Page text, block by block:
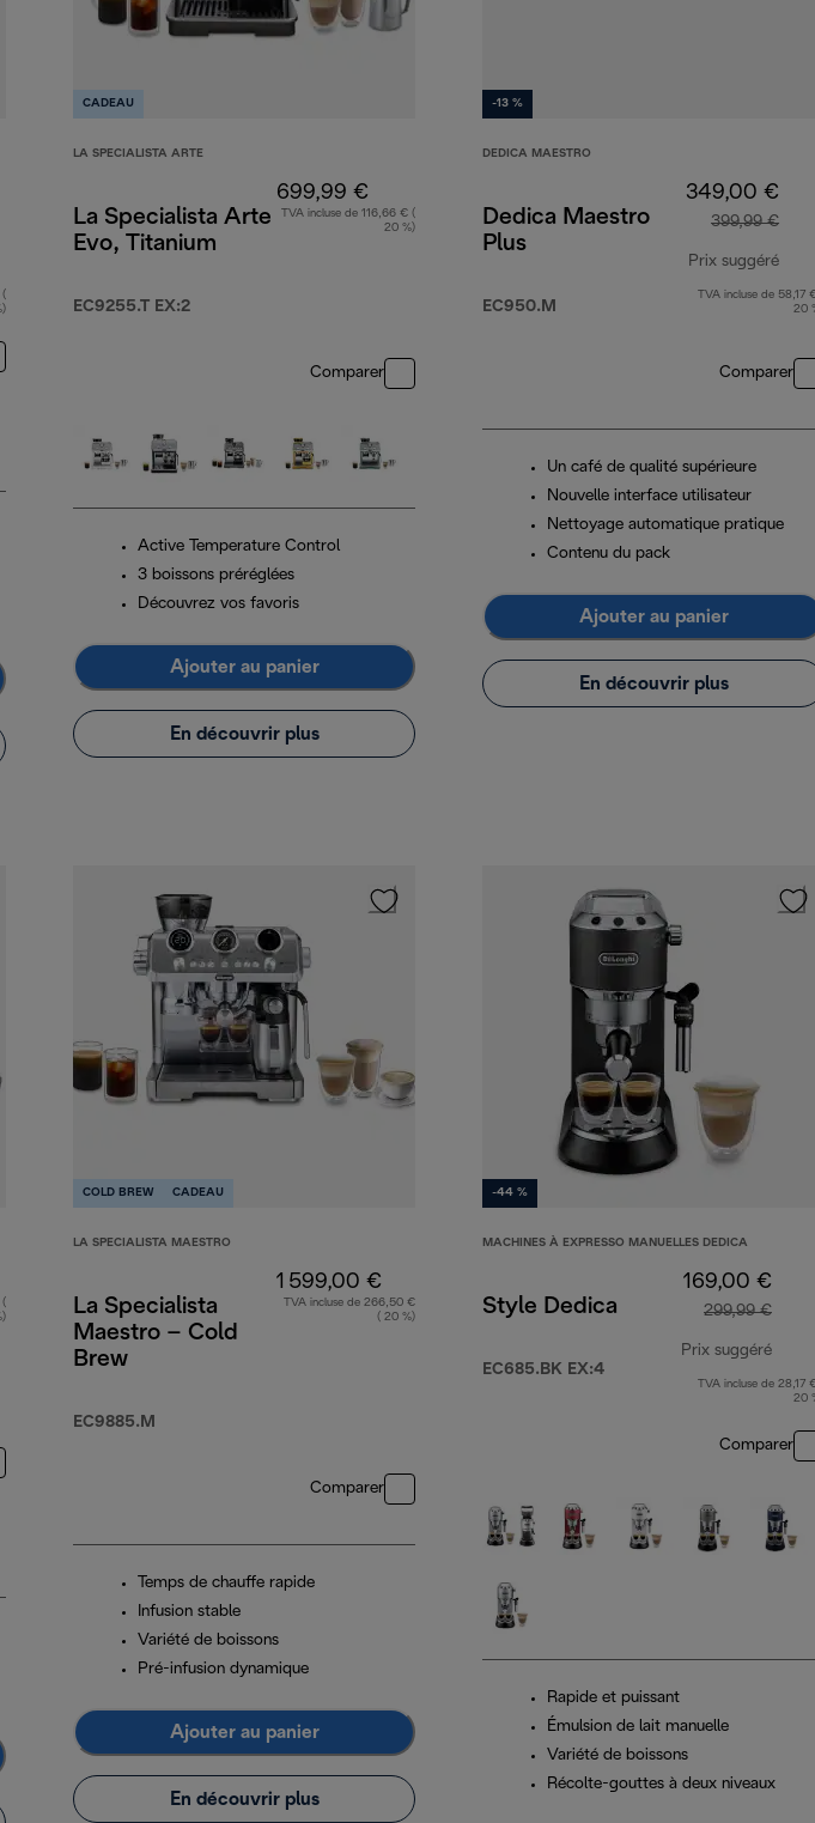
159,99 €
(
CADEAU
LA SPECIALISTA ARTE
La Specialista Arte
Evo, Titanium
EC9255.T EX:2
699,99 €
TVA incluse de 116,66 € (
20 %)
Comparer
Active Temperature Control
3 boissons préréglées
Découvrez vos favoris
Ajouter au panier
En découvrir plus
-13 %
DEDICA MAESTRO
Dedica Maestro
Plus
EC950.M
349,00 €
399,99 €
Prix suggéré
prix
TVA incluse de 58,17
20
Comparer
Un café de qualité supérieure
Nouvelle interface utilisateur
Nettoyage automatique pratique
Contenu du pack
Ajouter au panier
En découvrir plus
(
COLD BREW CADEAU
LA SPECIALISTA MAESTRO
La Specialista
Maestro – Cold
Brew
EC9885.M
1 599,00 €
TVA incluse de 266,50 €
( 20 %)
Comparer
Temps de chauffe rapide
Infusion stable
Variété de boissons
Pré-infusion dynamique
Ajouter au panier
En découvrir plus
-44 %
MACHINES À EXPRESSO MANUELLES DEDICA
Style Dedica
EC685.BK EX:4
169,00 €
299,99 €
Prix suggéré
prix
TVA incluse de 28,17
20
Comparer
Rapide et puissant
Émulsion de lait manuelle
Variété de boissons
Récolte-gouttes à deux niveaux